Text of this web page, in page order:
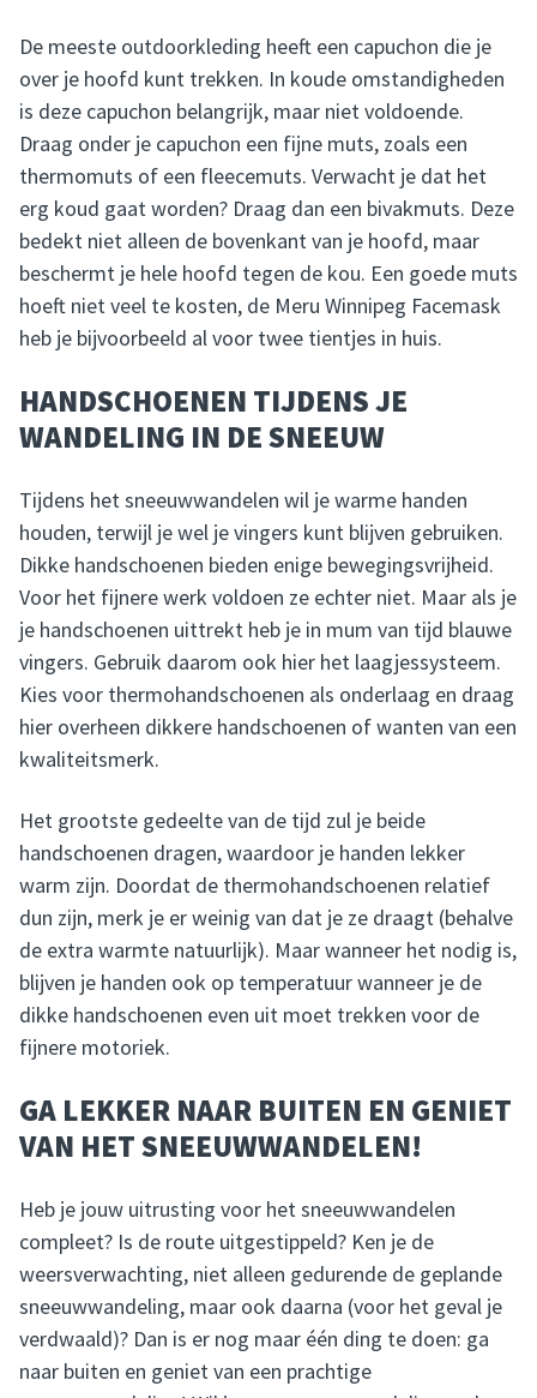
De meeste outdoorkleding heeft een capuchon die je
over je hoofd kunt trekken. In koude omstandigheden
is deze capuchon belangrijk, maar niet voldoende.
Draag onder je capuchon een fijne muts, zoals een
thermomuts of een fleecemuts. Verwacht je dat het
erg koud gaat worden? Draag dan een bivakmuts. Deze
bedekt niet alleen de bovenkant van je hoofd, maar
beschermt je hele hoofd tegen de kou. Een goede muts
hoeft niet veel te kosten, de Meru Winnipeg Facemask
heb je bijvoorbeeld al voor twee tientjes in huis.
HANDSCHOENEN TIJDENS JE
WANDELING IN DE SNEEUW
Tijdens het sneeuwwandelen wil je warme handen
houden, terwijl je wel je vingers kunt blijven gebruiken.
Dikke handschoenen bieden enige bewegingsvrijheid.
Voor het fijnere werk voldoen ze echter niet. Maar als je
je handschoenen uittrekt heb je in mum van tijd blauwe
vingers. Gebruik daarom ook hier het laagjessysteem.
Kies voor thermohandschoenen als onderlaag en draag
hier overheen dikkere handschoenen of wanten van een
kwaliteitsmerk.
Het grootste gedeelte van de tijd zul je beide
handschoenen dragen, waardoor je handen lekker
warm zijn. Doordat de thermohandschoenen relatief
dun zijn, merk je er weinig van dat je ze draagt (behalve
de extra warmte natuurlijk). Maar wanneer het nodig is,
blijven je handen ook op temperatuur wanneer je de
dikke handschoenen even uit moet trekken voor de
fijnere motoriek.
GA LEKKER NAAR BUITEN EN GENIET
VAN HET SNEEUWWANDELEN!
Heb je jouw uitrusting voor het sneeuwwandelen
compleet? Is de route uitgestippeld? Ken je de
weersverwachting, niet alleen gedurende de geplande
sneeuwwandeling, maar ook daarna (voor het geval je
verdwaald)? Dan is er nog maar één ding te doen: ga
naar buiten en geniet van een prachtige